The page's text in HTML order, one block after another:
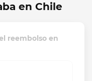
en Chile
reembolso en